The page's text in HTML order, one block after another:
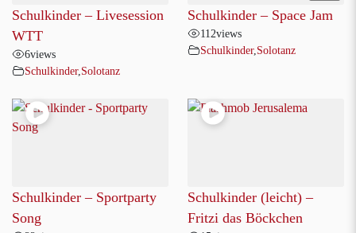
Schulkinder – Livesession
WTT
6views
Schulkinder, Solotanz
Schulkinder – Space Jam
112views
Schulkinder, Solotanz
Schulkinder – Sportparty
Song
Schulkinder (leicht) –
Fritzi das Böckchen